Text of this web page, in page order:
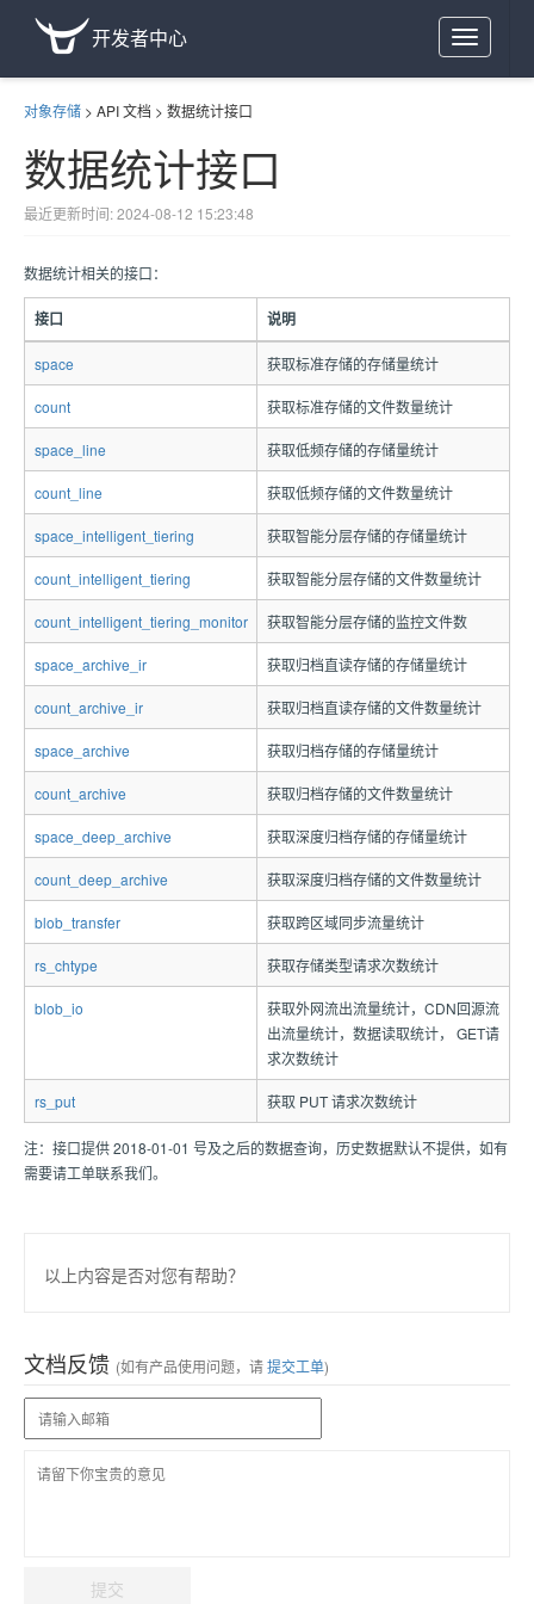
Toggle
navigation
开发者中心
对象存储 > API 文档 > 数据统计接口
数据统计接口
最近更新时间: 2024-08-12 15:23:48
数据统计相关的接口：
接口 说明
space 获取标准存储的存储量统计
count 获取标准存储的文件数量统计
space_line 获取低频存储的存储量统计
count_line 获取低频存储的文件数量统计
space_intelligent_tiering 获取智能分层存储的存储量统计
count_intelligent_tiering 获取智能分层存储的文件数量统计
count_intelligent_tiering_monitor 获取智能分层存储的监控文件数
space_archive_ir 获取归档直读存储的存储量统计
count_archive_ir 获取归档直读存储的文件数量统计
space_archive 获取归档存储的存储量统计
count_archive 获取归档存储的文件数量统计
space_deep_archive 获取深度归档存储的存储量统计
count_deep_archive 获取深度归档存储的文件数量统计
blob_transfer 获取跨区域同步流量统计
rs_chtype 获取存储类型请求次数统计
blob_io
获取外网流出流量统计，CDN回源流
出流量统计，数据读取统计， GET请
求次数统计
rs_put 获取 PUT 请求次数统计
注：接口提供 2018-01-01 号及之后的数据查询，历史数据默认不提供，如有
需要请工单联系我们。
以上内容是否对您有帮助？
文档反馈 (如有产品使用问题，请提交工单)
提交